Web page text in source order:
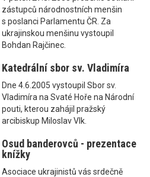
zástupců národnostních menšin
s poslanci Parlamentu ČR. Za
ukrajinskou menšinu vystoupil
Bohdan Rajčinec.
Katedrální sbor sv. Vladimíra
Dne 4.6.2005 vystoupil Sbor sv.
Vladimíra na Svaté Hoře na Národní
pouti, kterou zahájil pražský
arcibiskup Miloslav Vlk.
Osud banderovců - prezentace
knížky
Asociace ukrajinistů vás srdečně